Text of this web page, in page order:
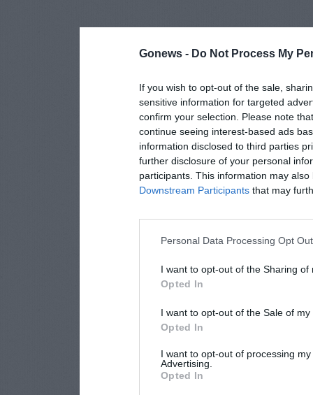
Gonews - Do Not Process My
If you wish to opt-out of the sale,
sensitive information for targeted
confirm your selection. Please note
continue seeing interest-based ads
information disclosed to third parties
further disclosure of your personal
participants. This information may
Downstream Participants that may
Personal Data Processing Opt
I want to opt-out of the Sharing of
Opted In
I want to opt-out of the Sale of
Opted In
I want to opt-out of processing
Advertising.
Opted In